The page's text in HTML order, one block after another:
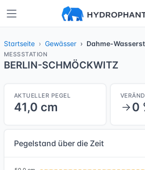
Startseite Gewässer Dahme-
MESSSTATION
BERLIN-SCHMÖCKWITZ
AKTUELLER PEGEL
41,0 cm 0
Pegelstand über die Zeit